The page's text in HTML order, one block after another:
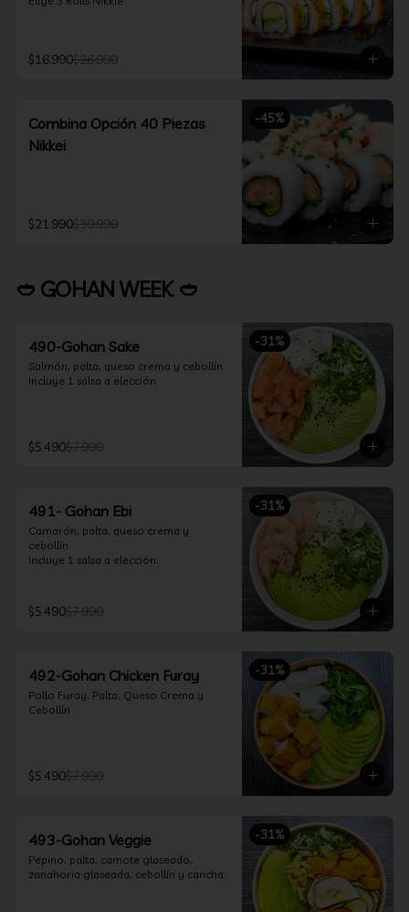
$16.990$26.990
-45%
Combina Opción 40 Piezas
Nikkei
$21.990$39.990
🥙 GOHAN WEEK 🥙
-31%
490-Gohan Sake
Salmón, palta, queso crema y cebollín.
Incluye 1 salsa a elección.
$5.490$7.990
-31%
491- Gohan Ebi
Camarón, palta, queso crema y
cebollín
Incluye 1 salsa a elección.
$5.490$7.990
-31%
492-Gohan Chicken Furay
Pollo Furay, Palta, Queso Crema y
Cebollín
$5.490$7.990
-31%
493-Gohan Veggie
Pepino, palta, camote glaseado,
zanahoria glaseada, cebollín y cancha.